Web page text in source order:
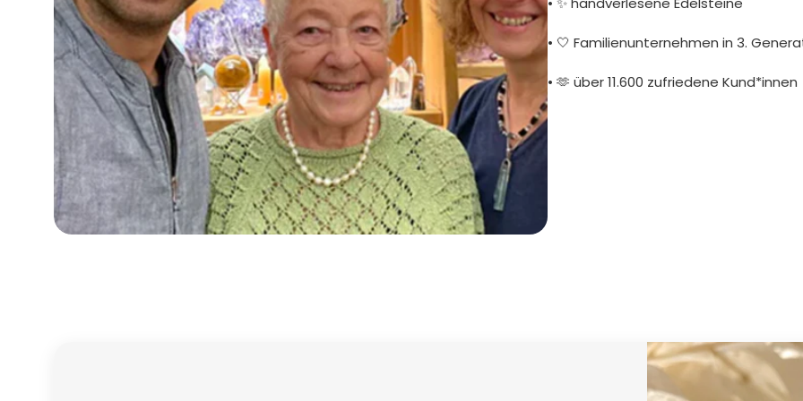
• 🤍 Familienunternehmen in 3.
• 🫶 über 11.600 zufriedene Kund*innen